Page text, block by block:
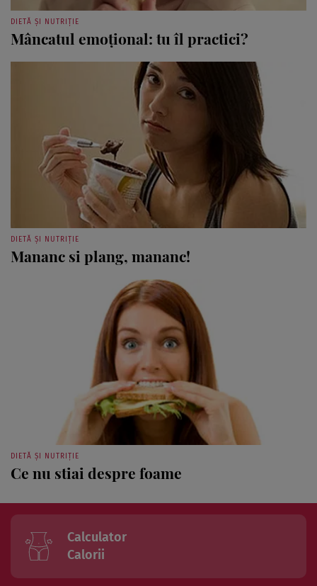
DIETĂ ȘI NUTRIȚIE
Mâncatul emoţional: tu îl practici?
DIETĂ ȘI NUTRIȚIE
Mananc si plang, mananc!
DIETĂ ȘI NUTRIȚIE
Ce nu stiai despre foame
Calculator
Calorii